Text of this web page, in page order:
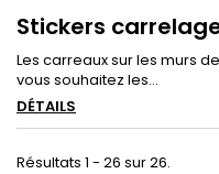
Stickers
Les carreaux sur les murs
vous souhaitez les...
DÉTAILS
Résultats 1 - 26 sur 26.